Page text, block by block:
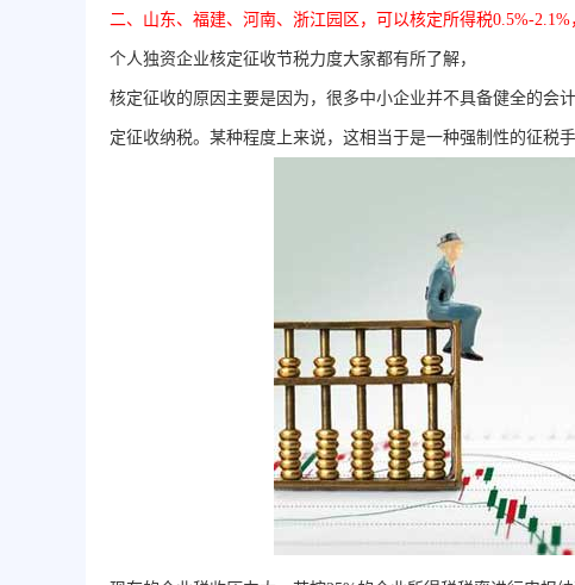
二、山东、福建、河南、浙江园区，可以核定所得税0.5%-
个人独资企业核定征收节税力度大家都有所了解，
核定征收的原因主要是因为，很多中小企业并不具备健全的会
定征收纳税。某种程度上来说，这相当于是一种强制性的征税手